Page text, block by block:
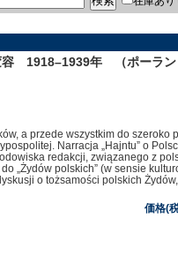
容 1918–1939年 （ポーラン
a przede wszystkim do szeroko
Narracja „Hajntu” o
redakcji, związanego z
„Żydów polskich” (w sensie
o tożsamości polskich
価格(